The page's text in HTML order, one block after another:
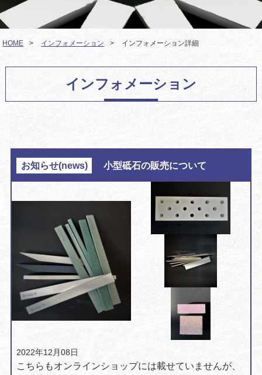
HOME > インフォメーション > インフォメーション詳細
インフォメーション
お知らせ(news) 小型砥石の販売について
2022年12月08日
こちらもオンラインショップには載せていませんが、